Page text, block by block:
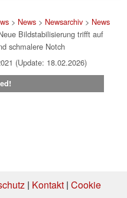
> News> Newsarchiv> News
Bildstabilisierung trifft auf
schmalere Notch
(Update: 18.02.2026)
| Kontakt| Cookie